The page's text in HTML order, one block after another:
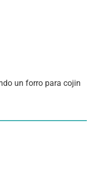
un forro para cojin